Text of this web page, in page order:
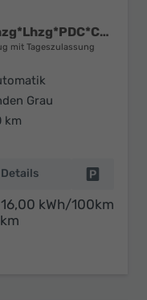
Emotion 64kWh*LED*Navi*Shzg*Lhzg*PDC*Cam*ACC*17"
mit Tageszulassung
Grau
km
Details
16,00 kWh/100km